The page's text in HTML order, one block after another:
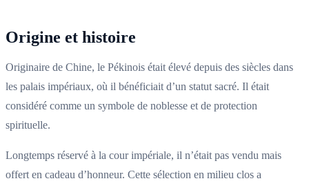
Origine et histoire
Originaire de Chine, le Pékinois était élevé depuis des siècles dans
les palais impériaux, où il bénéficiait d’un statut sacré. Il était
considéré comme un symbole de noblesse et de protection
spirituelle.
Longtemps réservé à la cour impériale, il n’était pas vendu mais
offert en cadeau d’honneur. Cette sélection en milieu clos a